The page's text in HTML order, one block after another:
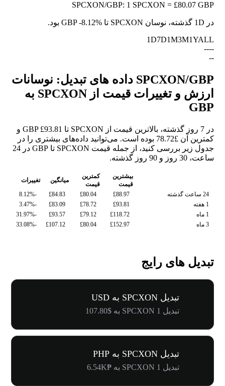
SPCXON/GBP: 1 SPCXON = £80.07 GBP
در 1D گذشته، نوسان SPCXON تا GBP -8.12%
بود.
1D7D1M3M1YALL
--
--
--
SPCXON/GBP داده های تبدیل: نوسانات
ارزش و تغییرات قیمت از SPCXON به
GBP
در 7 روز گذشته، بالاترین قیمت از SPCXON تا GBP £93.81 و
کمترین آن £78.72 بوده است. می‌توانید داده‌های بیشتری را در
جدول زیر بررسی کنید، از جمله قیمت SPCXON تا GBP در 24
ساعت، 30 روز و 90 روز گذشته.
بیشترین
قیمت
کمترین
قیمت
میانگین
تغییرات
24 ساعت گذشته
£88.97
£80.04
£84.83
-8.12%
1 هفته
£93.81
£78.72
£83.09
-3.47%
1 ماه
£118.72
£79.12
£93.57
-31.97%
3 ماه
£152.97
£80.04
£107.12
-33.08%
تبدیل های رایج
تبدیل SPCXON به USD
تبدیل 1 SPCXON به $107.80
تبدیل SPCXON به PHP
تبدیل 1 SPCXON به ₱6.54K